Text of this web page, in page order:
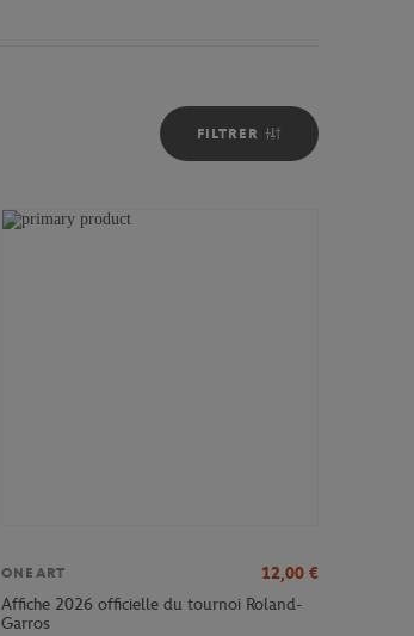
FILTRER
ONEART 12,00 €
Affiche 2026 officielle du tournoi Roland-
Garros